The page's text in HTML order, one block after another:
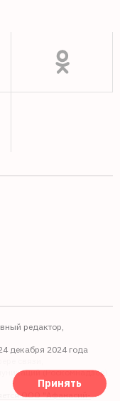
редактор,
декабря 2024 года
связи,
(Роскомнадзор).
ООО "Афанасий-
Принять